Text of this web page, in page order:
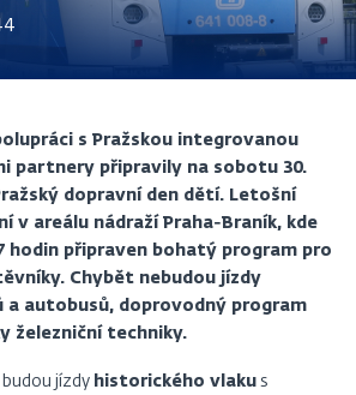
s Pražskou integrovanou
partnery připravily na sobotu 30.
dopravní den dětí. Letošní
v areálu nádraží Praha‑Braník, kde
hodin připraven bohatý program pro
Chybět nebudou jízdy
a autobusů, doprovodný program
železniční techniky.
jízdy historického vlaku s